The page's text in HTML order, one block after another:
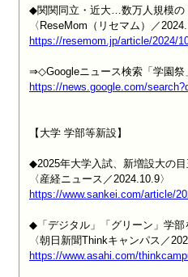
◆関関同立・近大…数万人規模の
https://resemom.jp/article/2024/
https://news.google.com/
【大学 学部等新設】
◆2025年大学入試、新増設大の
https://www.sankei.com/article/
◆「デジタル」「グリーン」学
https://www.asahi.com/